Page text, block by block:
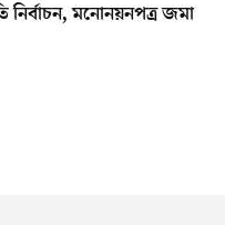
নির্বাচন, মনোনয়নপত্র জমা